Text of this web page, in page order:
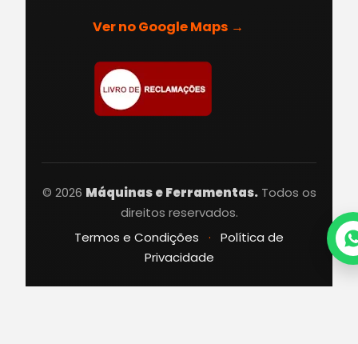
Ver no Google Maps →
© 2026 Máquinas e Ferramentas.Todos os
direitos reservados.
Termos e Condições
·
Política de
Privacidade